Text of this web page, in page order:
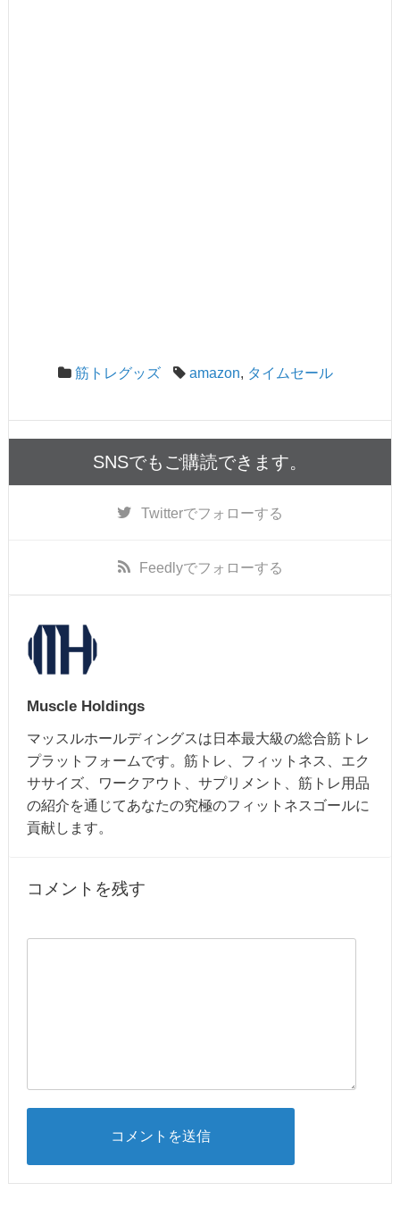
筋トレグッズ amazon, タイムセール
SNSでもご購読できます。
Twitterでフォローする
Feedlyでフォローする
Muscle Holdings
マッスルホールディングスは日本最大級の総合筋トレ
プラットフォームです。筋トレ、フィットネス、エク
ササイズ、ワークアウト、サプリメント、筋トレ用品
の紹介を通じてあなたの究極のフィットネスゴールに
貢献します。
コメントを残す